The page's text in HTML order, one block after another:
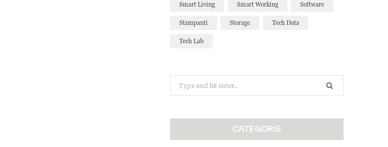
Smart Living Smart Working Software
Stampanti Storage Tech Data
Tech Lab
for:
CATEGORIE